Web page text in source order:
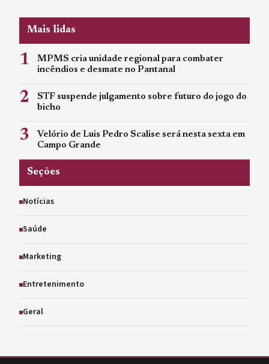
Mais lidas
1
MPMS cria unidade regional para combater
incêndios e desmate no Pantanal
2
STF suspende julgamento sobre futuro do jogo do
bicho
3
Velório de Luis Pedro Scalise será nesta sexta em
Campo Grande
Seções
Notícias
Saúde
Marketing
Entretenimento
Geral